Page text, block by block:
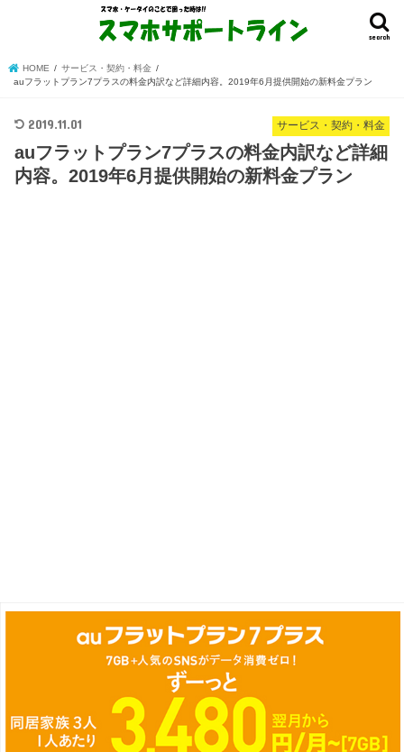
search
HOME
サービス・契約・料金
auフラットプラン7プラスの料金内訳など詳細内容。2019年6月提供開始の新料金プラン
サービス・契約・料金
2019.11.01
auフラットプラン7プラスの料金内訳など詳細
内容。2019年6月提供開始の新料金プラン